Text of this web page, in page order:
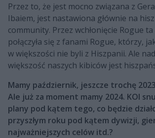
Przez to, że jest mocno związana z
Ibaiem, jest nastawiona głównie na
community. Przez wchłonięcie Rogue ta
połączyła się z fanami Rogue, którzy,
w większości nie byli z Hiszpanii. Ale
większość naszych kibiców jest
Mamy październik, jeszcze trochę
Ale już za moment mamy 2024. KOI
plany pod kątem tego, co będzie
przyszłym roku pod kątem dywizji,
najważniejszych celów itd.?